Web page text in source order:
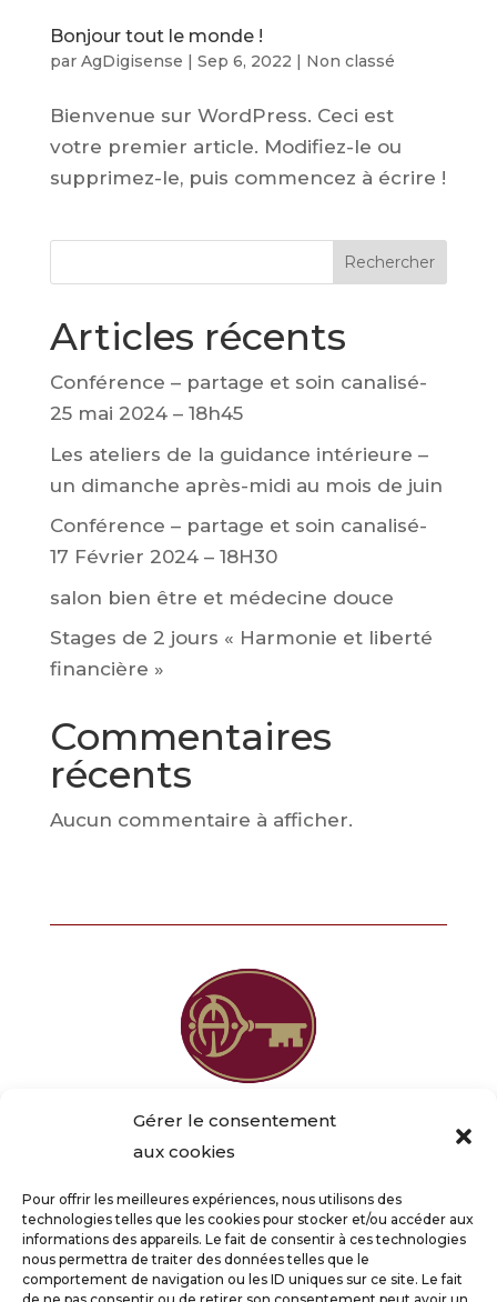
Gérer le consentement
aux cookies
Pour offrir les meilleures expériences, nous utilisons des
technologies telles que les cookies pour stocker et/ou accéder aux
informations des appareils. Le fait de consentir à ces technologies
nous permettra de traiter des données telles que le
comportement de navigation ou les ID uniques sur ce site. Le fait
Bonjour tout le monde !
par AgDigisense | Sep 6, 2022 | Non classé
Bienvenue sur WordPress. Ceci est
votre premier article. Modifiez-le ou
supprimez-le, puis commencez à écrire !
Rechercher
Articles récents
Conférence – partage et soin canalisé-
25 mai 2024 – 18h45
Les ateliers de la guidance intérieure –
un dimanche après-midi au mois de juin
Conférence – partage et soin canalisé-
17 Février 2024 – 18H30
salon bien être et médecine douce
Stages de 2 jours « Harmonie et liberté
financière »
Commentaires
récents
Aucun commentaire à afficher.
‭+33 6 85 55 14 28‬